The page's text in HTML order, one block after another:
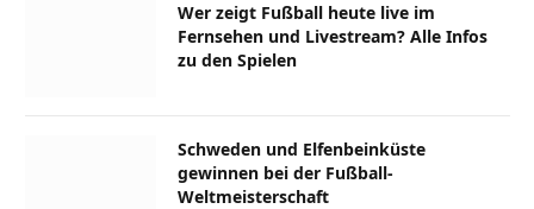
Wer zeigt Fußball heute live im
Fernsehen und Livestream? Alle Infos
zu den Spielen
Schweden und Elfenbeinküste
gewinnen bei der Fußball-
Weltmeisterschaft